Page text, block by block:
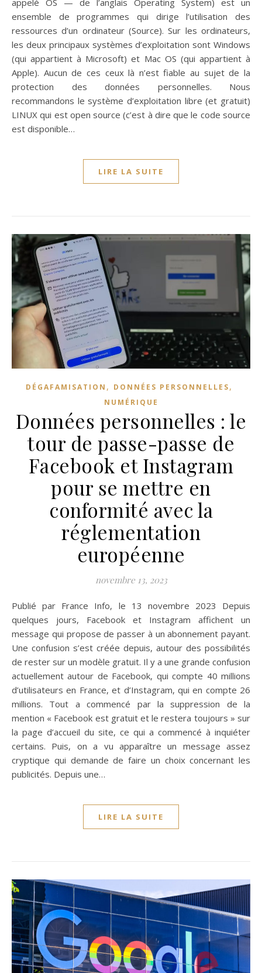
appelé OS — de l’anglais Operating System) est un
ensemble de programmes qui dirige l’utilisation des
ressources d’un ordinateur (Source). Sur les ordinateurs,
les deux principaux systèmes d’exploitation sont Windows
(qui appartient à Microsoft) et Mac OS (qui appartient à
Apple). Aucun de ces ceux là n’est fiable au sujet de la
protection des données personnelles. Nous
recommandons le système d’exploitation libre (et gratuit)
LINUX qui est open source (c’est à dire que le code source
est disponible…
LIRE LA SUITE
DÉGAFAMISATION , DONNÉES PERSONNELLES,
NUMÉRIQUE
Données personnelles : le
tour de passe-passe de
Facebook et Instagram
pour se mettre en
conformité avec la
réglementation
européenne
novembre 13, 2023
Publié par France Info, le 13 novembre 2023 Depuis
quelques jours, Facebook et Instagram affichent un
message qui propose de passer à un abonnement payant.
Une confusion s’est créée depuis, autour des possibilités
de rester sur un modèle gratuit. Il y a une grande confusion
actuellement autour de Facebook, qui compte 40 millions
d’utilisateurs en France, et d’Instagram, qui en compte 26
millions. Tout a commencé par la suppression de la
mention « Facebook est gratuit et le restera toujours » sur
la page d’accueil du site, ce qui a commencé à inquiéter
certains. Puis, on a vu apparaître un message assez
cryptique qui demande de faire un choix concernant les
publicités. Depuis une…
LIRE LA SUITE